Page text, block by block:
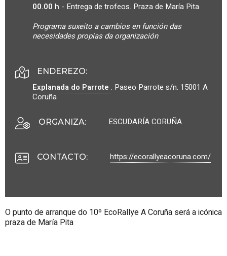
00.00 h - Entrega de trofeos. Praza de María Pita
Programa suxeito a cambios en función das
necesidades propias da organización
ENDEREZO:
Explanada do Parrote . Paseo Parrote s/n. 15001 A
Coruña
ORGANIZA: ESCUDARÍA CORUÑA
CONTACTO: https://ecorallyeacoruna.com/
O punto de arranque do 10º EcoRallye A Coruña será a icónica
praza de María Pita